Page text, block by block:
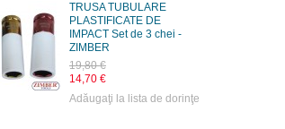
TRUSA TUBULARE
PLASTIFICATE DE
IMPACT Set de 3 chei -
ZIMBER
19,80 €
14,70 €
Adăugaţi la lista de dorinţe